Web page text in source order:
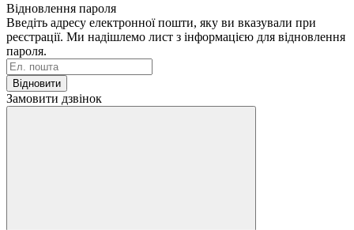
Відновлення пароля
Введіть адресу електронної пошти, яку ви вказували при
реєстрації. Ми надішлемо лист з інформацією для відновлення
пароля.
Відновити
Замовити дзвінок